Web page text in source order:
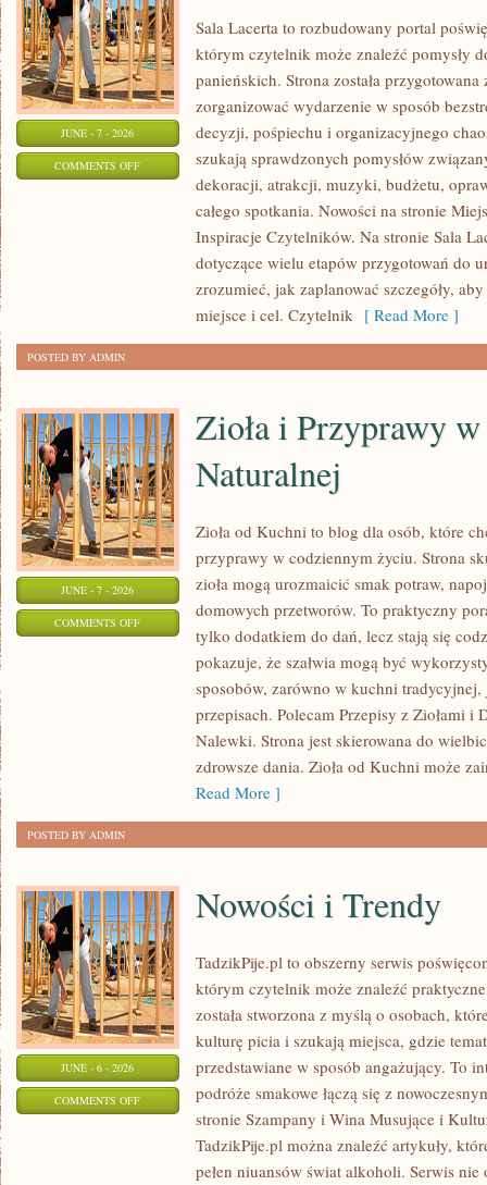
JUNE - 7 - 2026
COMMENTS OFFON
INSPIRACJE
Sala Lacerta to rozbudowany portal
którym czytelnik może znaleźć pomysły
panieńskich. Strona została
zorganizować wydarzenie w sposób
decyzji, pośpiechu i organizacyjnego
szukają sprawdzonych pomysłów
dekoracji, atrakcji, muzyki, budżetu,
całego spotkania. Nowości na stronie
Inspiracje Czytelników. Na stronie Sala
dotyczące wielu etapów przygotowań do
zrozumieć, jak zaplanować szczegóły,
miejsce i cel. Czytelnik [ Read More ]
POSTED BY ADMIN
JUNE - 7 - 2026
COMMENTS OFFON
NATURALNEJ
Zioła i Przyprawy
Naturalnej
Zioła od Kuchni to blog dla osób, które
przyprawy w codziennym życiu. Strona
zioła mogą urozmaicić smak potraw,
domowych przetworów. To praktyczny
tylko dodatkiem do dań, lecz stają się
pokazuje, że szałwia mogą być
sposobów, zarówno w kuchni
przepisach. Polecam Przepisy z Ziołami
Nalewki. Strona jest skierowana do
zdrowsze dania. Zioła od Kuchni może
Read More ]
POSTED BY ADMIN
JUNE - 6 - 2026
COMMENTS OFFON
Nowości i Trendy
TadzikPije.pl to obszerny serwis
którym czytelnik może znaleźć
została stworzona z myślą o osobach,
kulturę picia i szukają miejsca, gdzie
przedstawiane w sposób angażujący. To
podróże smakowe łączą się z
stronie Szampany i Wina Musujące i
TadzikPije.pl można znaleźć artykuły,
pełen niuansów świat alkoholi. Serwis nie